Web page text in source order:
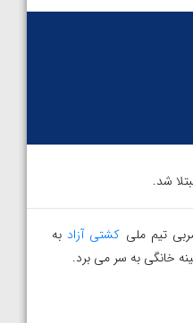
شد.
تیم ملی کشتی آزاد به
خانگی به سر می برد.